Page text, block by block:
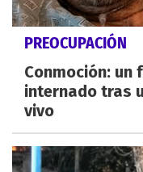
PREOCUPACIÓN
Conmoción:
internado tras
vivo